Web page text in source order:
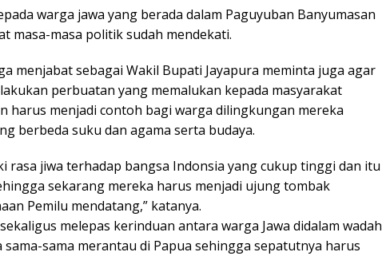
warga jawa yang berada dalam Paguyuban Banyumasan
masa-masa politik sudah mendekati.
menjabat sebagai Wakil Bupati Jayapura meminta juga agar
perbuatan yang memalukan kepada masyarakat
harus menjadi contoh bagi warga dilingkungan mereka
berbeda suku dan agama serta budaya.
rasa jiwa terhadap bangsa Indonsia yang cukup tinggi dan itu
sekarang mereka harus menjadi ujung tombak
Pemilu mendatang,” katanya.
melepas kerinduan antara warga Jawa didalam wadah
sama merantau di Papua sehingga sepatutnya harus